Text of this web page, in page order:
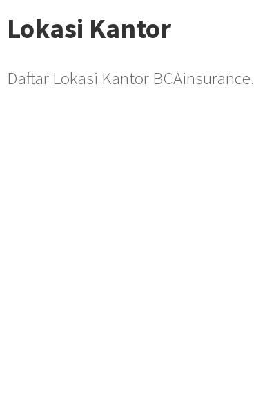
Lokasi Kantor
Daftar Lokasi Kantor BCAinsurance.